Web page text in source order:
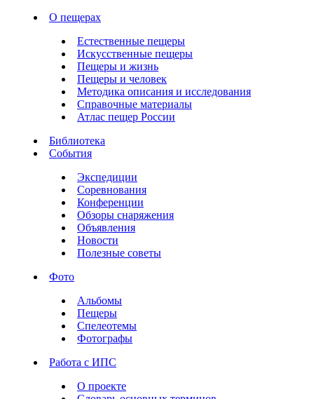
О пещерах
Естественные пещеры
Искусственные пещеры
Пещеры и жизнь
Пещеры и человек
Методика описания и исследования
Справочные материалы
Атлас пещер России
Библиотека
События
Экспедиции
Соревнования
Конференции
Обзоры снаряжения
Объявления
Новости
Полезные советы
Фото
Альбомы
Пещеры
Спелеотемы
Фотографы
Работа с ИПС
О проекте